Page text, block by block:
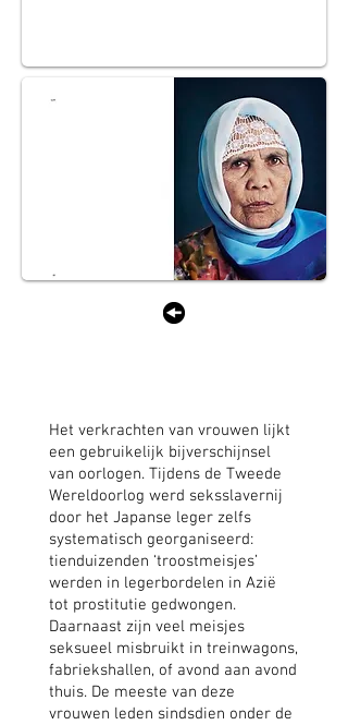
Het verkrachten van vrouwen lijkt
een gebruikelijk bijverschijnsel
van oorlogen. Tijdens de Tweede
Wereldoorlog werd seksslavernij
door het Japanse leger zelfs
systematisch georganiseerd:
tienduizenden ‘troostmeisjes’
werden in legerbordelen in Azië
tot prostitutie gedwongen.
Daarnaast zijn veel meisjes
seksueel misbruikt in treinwagons,
fabriekshallen, of avond aan avond
thuis. De meeste van deze
vrouwen leden sindsdien onder de